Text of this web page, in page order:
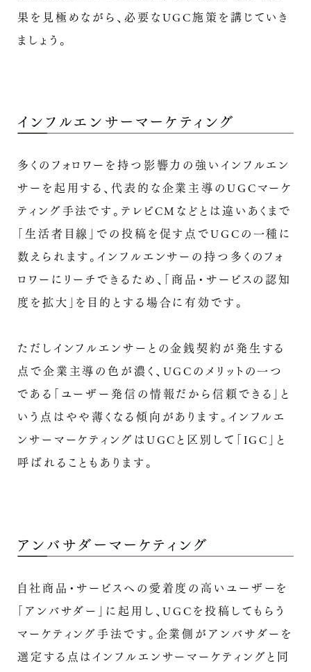
果を見極めながら、必要なUGC施策を講じていき
ましょう。
インフルエンサーマーケティング
多くのフォロワーを持つ影響力の強いインフルエン
サーを起用する、代表的な企業主導のUGCマーケ
ティング手法です。テレビCMなどとは違いあくまで
「生活者目線」での投稿を促す点でUGCの一種に
数えられます。インフルエンサーの持つ多くのフォ
ロワーにリーチできるため、「商品・サービスの認知
度を拡大」を目的とする場合に有効です。
ただしインフルエンサーとの金銭契約が発生する
点で企業主導の色が濃く、UGCのメリットの一つ
である「ユーザー発信の情報だから信頼できる」と
いう点はやや薄くなる傾向があります。インフルエ
ンサーマーケティングはUGCと区別して「IGC」と
呼ばれることもあります。
アンバサダーマーケティング
自社商品・サービスへの愛着度の高いユーザーを
「アンバサダー」に起用し、UGCを投稿してもらう
マーケティング手法です。企業側がアンバサダーを
選定する点はインフルエンサーマーケティングと同